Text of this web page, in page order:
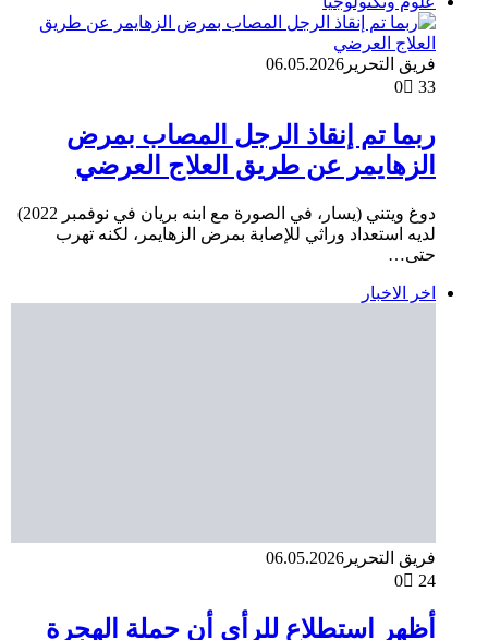
فريق التحرير 06.05.2026
0
33
ربما تم إنقاذ الرجل المصاب بمرض
الزهايمر عن طريق العلاج العرضي
دوغ ويتني (يسار، في الصورة مع ابنه بريان في نوفمبر 2022)
لديه استعداد وراثي للإصابة بمرض الزهايمر، لكنه تهرب
حتى…
اخر الاخبار
فريق التحرير 06.05.2026
0
24
أظهر استطلاع للرأي أن حملة الهجرة